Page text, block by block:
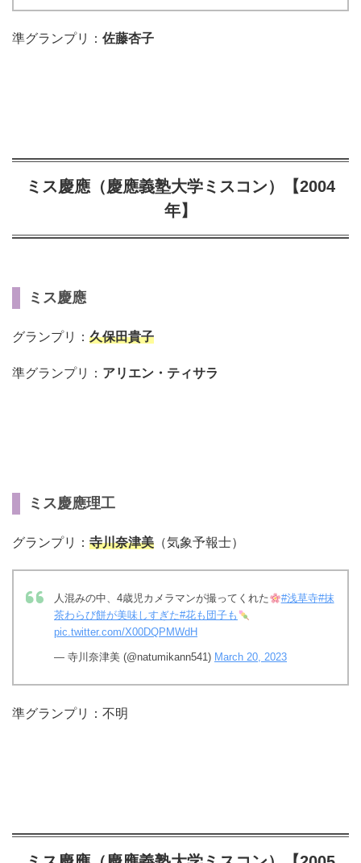
準グランプリ： 佐藤杏子
ミス慶應（慶應義塾大学ミスコン）【2004
年】
ミス慶應
グランプリ： 久保田貴子
準グランプリ： アリエン・ティサラ
ミス慶應理工
グランプリ： 寺川奈津美 （気象予報士）
人混みの中、4歳児カメラマンが撮ってくれた #浅草寺#抹
茶わらび餅が美味しすぎた#花も団子も
pic.twitter.com/X00DQPMWdH
— 寺川奈津美 (@natumikann541) March 20, 2023
準グランプリ：不明